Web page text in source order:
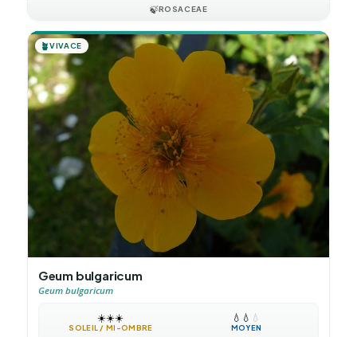
🍃ROSACEAE
🪴VIVACE
Geum bulgaricum
Geum bulgaricum
☀️☀️☀️
SOLEIL / MI-OMBRE
💧 💧 💧
MOYEN